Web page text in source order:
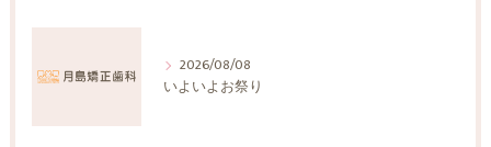
2026/08/08
いよいよお祭り